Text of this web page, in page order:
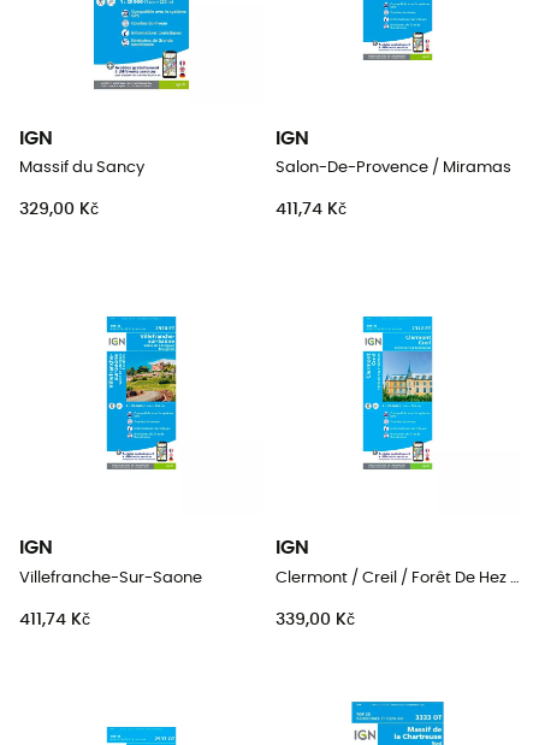
IGN
Massif du Sancy
329,00 Kč
IGN
Salon-De-Provence / Miramas
411,74 Kč
IGN
Villefranche-Sur-Saone
411,74 Kč
IGN
Clermont / Creil / Forêt De Hez / Froidmont
339,00 Kč